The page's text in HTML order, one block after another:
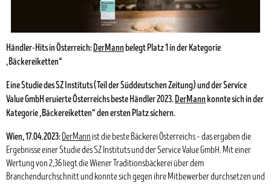
Händler-Hits in Österreich:DerMannbelegt Platz 1 in der Kategorie
„Bäckereiketten“
Eine Studie des SZ Instituts (Teil der Süddeutschen Zeitung) und der Service
Value GmbH eruierte Österreichs beste Händler 2023.DerMann konnte sich in der
Kategorie „Bäckereiketten“ den ersten Platz sichern.
Wien, 17.04.2023: DerMann ist die beste Bäckerei Österreichs – das ergaben die
Ergebnisse einer Studie des SZ Instituts und der Service Value GmbH. Mit einer
Wertung von 2,36 liegt die Wiener Traditionsbäckerei über dem
Branchendurchschnitt und konnte sich gegen ihre Mitbewerber durchsetzen und